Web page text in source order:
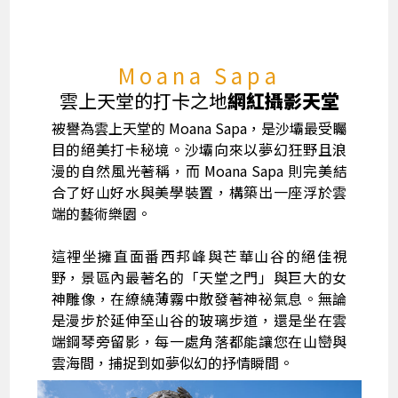
Moana Sapa
雲上天堂的打卡之地網紅攝影天堂
被譽為雲上天堂的 Moana Sapa，是沙壩最受矚
目的絕美打卡秘境。沙壩向來以夢幻狂野且浪
漫的自然風光著稱，而 Moana Sapa 則完美結
合了好山好水與美學裝置，構築出一座浮於雲
端的藝術樂園。
這裡坐擁直面番西邦峰與芒華山谷的絕佳視
野，景區內最著名的「天堂之門」與巨大的女
神雕像，在繚繞薄霧中散發著神祕氣息。無論
是漫步於延伸至山谷的玻璃步道，還是坐在雲
端鋼琴旁留影，每一處角落都能讓您在山巒與
雲海間，捕捉到如夢似幻的抒情瞬間。